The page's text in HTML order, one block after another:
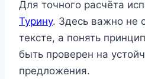
Для точного расчёта
Турину. Здесь важно не
тексте, а понять
быть проверен на
предложения.